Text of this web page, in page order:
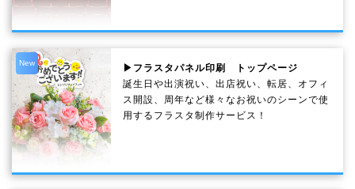
New
▶フラスタパネル印刷 トップページ
誕生日や出演祝い、出店祝い、転居、オフィ
ス開設、周年など様々なお祝いのシーンで使
用するフラスタ制作サービス！